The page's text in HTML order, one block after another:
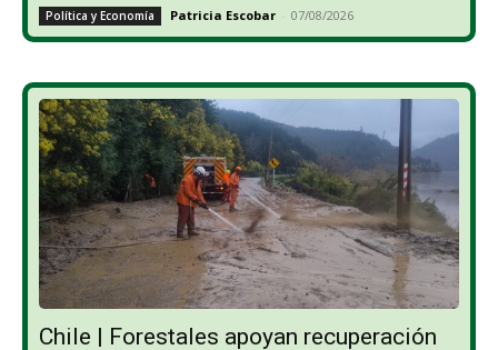
Política y Economía Patricia Escobar - 07/08/2026
Chile | Forestales apoyan recuperación